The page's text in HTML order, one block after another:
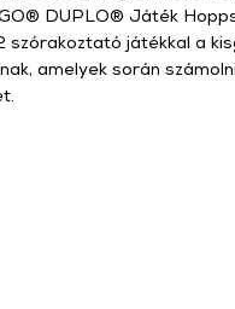
DUPLO® Játék
szórakoztató játékkal a
amelyek során